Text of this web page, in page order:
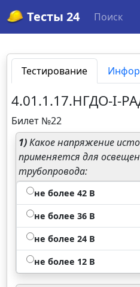
Тесты 24 Поиск
Тестирование
4.01.1.17.НГДО-I-
Билет №22
1)Какое напряжение
применяется для
трубопровода:
не более 42 В
не более 36 В
не более 24 В
не более 12 В